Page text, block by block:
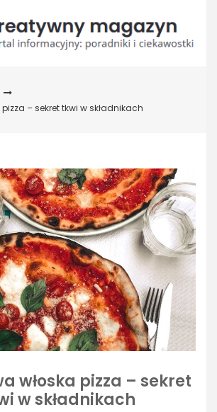
– sekret tkwi w składnikach
włoska pizza – sekret
w składnikach